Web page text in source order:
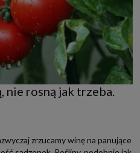
nie rosną jak trzeba.
zrzucamy winę na panujące